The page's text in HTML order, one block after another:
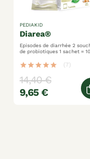
diarea®
PEDIAKID
Episodes de diarrhée 2 souches
de probiotiques 1 sachet = 10
star star star star star (7)
14,40 €
9,65 €